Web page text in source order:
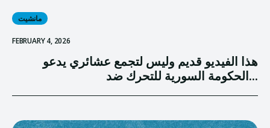
مانشيت
FEBRUARY 4, 2026
هذا الفيديو قديم وليس لتجمع عشائري يدعو
الحكومة السورية للتحرك ضد...